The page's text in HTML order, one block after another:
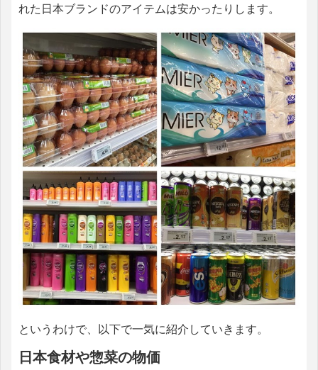
れた日本ブランドのアイテムは安かったりします。
というわけで、以下で一気に紹介していきます。
日本食材や惣菜の物価